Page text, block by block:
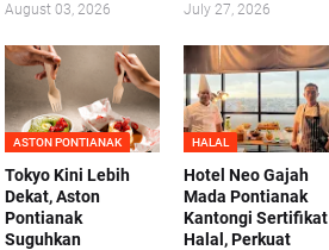
August 03, 2026 July 27, 2026
ASTON PONTIANAK
Tokyo Kini Lebih
Dekat, Aston
Pontianak
Suguhkan
HALAL
Hotel Neo Gajah
Mada Pontianak
Kantongi Sertifikat
Halal, Perkuat